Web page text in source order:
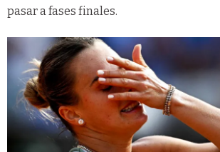
pasar a fases finales.